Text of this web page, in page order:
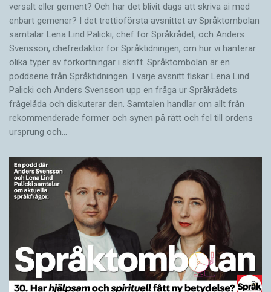
versalt eller gement? Och har det blivit dags att skriva ai med
enbart gemener? I det trettioförsta avsnittet av Språktombolan
samtalar Lena Lind Palicki, chef för Språkrådet, och Anders
Svensson, chefredaktör för Språktidningen, om hur vi hanterar
olika typer av förkortningar i skrift. Språktombolan är en
poddserie från Språktidningen. I varje avsnitt fiskar Lena Lind
Palicki och Anders Svensson upp en fråga ur Språkrådets
frågelåda och diskuterar den. Samtalen handlar om allt från
rekommenderade former och synen på rätt och fel till ordens
ursprung och…